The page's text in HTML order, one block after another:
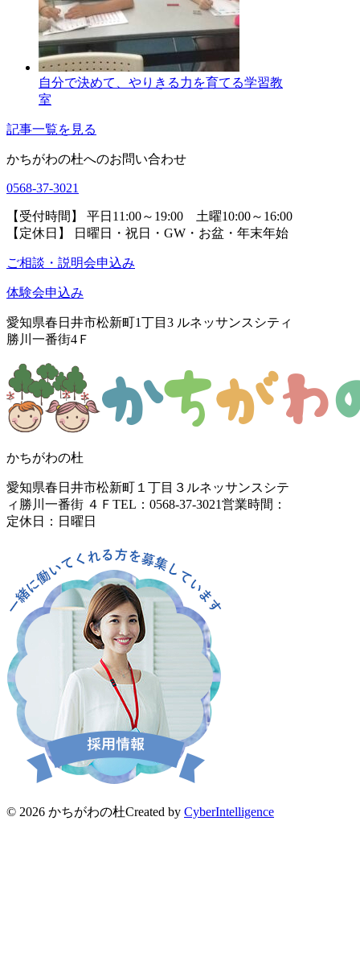
自分で決めて、やりきる力を育てる学習教
室
記事一覧を見る
かちがわの杜へのお問い合わせ
0568-37-3021
【受付時間】 平日11:00～19:00 土曜10:00～16:00
【定休日】 日曜日・祝日・GW・お盆・年末年始
ご相談・説明会申込み
体験会申込み
愛知県春日井市松新町1丁目3 ルネッサンスシティ
勝川一番街4Ｆ
かちがわの杜
愛知県春日井市松新町１丁目３ ルネッサンスシテ
ィ勝川一番街 ４Ｆ TEL：0568-37-3021営業時間：
定休日：日曜日
© 2026 かちがわの杜Created by CyberIntelligence